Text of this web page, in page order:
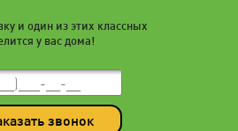
и один из этих классных
у вас дома!
звонок